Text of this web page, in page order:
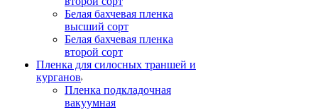
Белая бахчевая пленка
высший сорт
Белая бахчевая пленка
второй сорт
Пленка для силосных траншей и
курганов
Пленка подкладочная
вакуумная